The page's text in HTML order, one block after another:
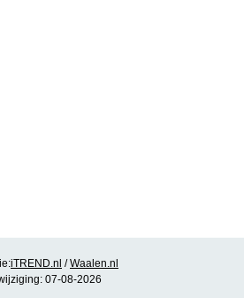
iTREND.nl /Waalen.nl
07-08-2026